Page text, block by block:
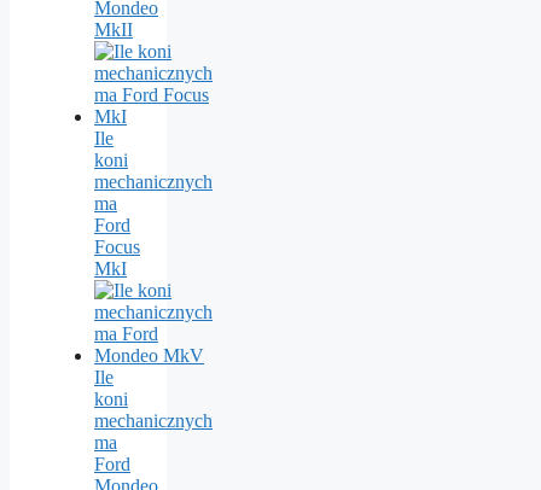
Mondeo
MkII
Ile
koni
mechanicznych
ma
Ford
Focus
MkI
Ile
koni
mechanicznych
ma
Ford